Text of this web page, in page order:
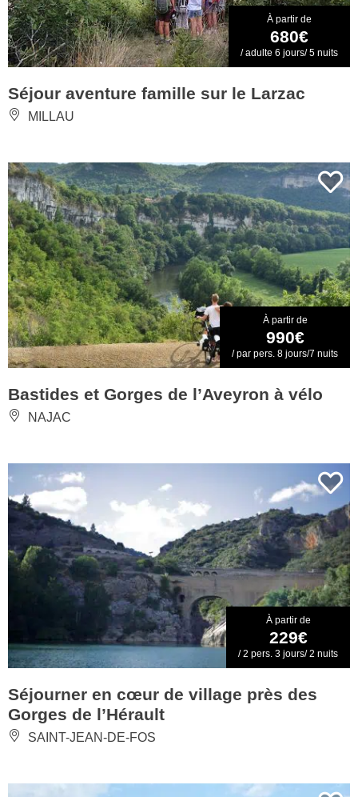
À partir de
680€
/ adulte 6 jours/ 5 nuits
Séjour aventure famille sur le Larzac
MILLAU
À partir de
990€
/ par pers. 8 jours/7 nuits
Bastides et Gorges de l’Aveyron à vélo
NAJAC
À partir de
229€
/ 2 pers. 3 jours/ 2 nuits
Séjourner en cœur de village près des
Gorges de l’Hérault
SAINT-JEAN-DE-FOS